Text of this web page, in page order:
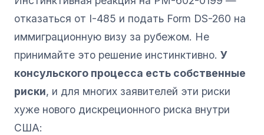
отказаться от I-485 и подать Form DS-260 на
иммиграционную визу за рубежом. Не
принимайте это решение инстинктивно. У
консульского процесса есть собственные
риски, и для многих заявителей эти риски
хуже нового дискреционного риска внутри
США: